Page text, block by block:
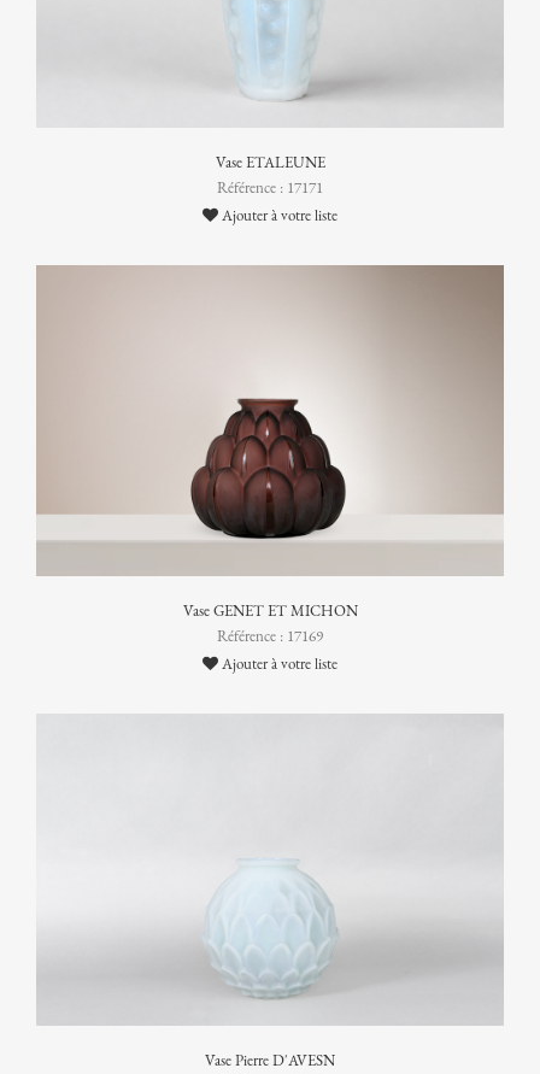
Vase ETALEUNE
Référence : 17171
Ajouter à votre liste
Vase GENET ET MICHON
Référence : 17169
Ajouter à votre liste
Vase Pierre D'AVESN